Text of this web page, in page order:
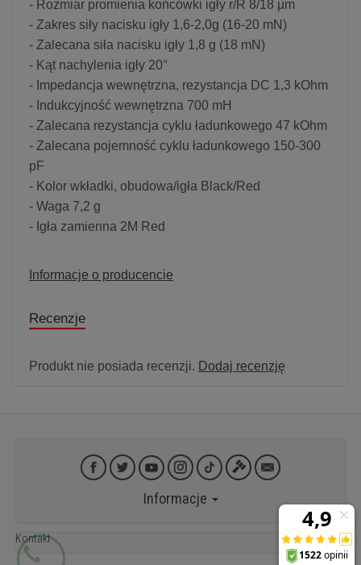
- Rozmiar promienia końcówki igły r/R 8/18 µm
- Zakres siły nacisku igły 1,6-2,0g (16-20 mN)
- Zalecana siła nacisku igły 1,8 g (18 mN)
- Kąt nachylenia igły 20°
- Impedancja wewnętrzna, rezystancja DC 1,3 kOhm
- Indukcyjność wewnętrzna 700 mH
- Zalecana rezystancja cyklu ładunkowego 47 kOhm
- Zalecana pojemność cyklu ładunkowego 150-300
pF
- Kolor wkładki, obudowa/igła Black/Red
- Waga 7,2 g
- Igła zamienna 2M Red
Informacje o producencie
Recenzje
Produkt nie posiada recenzji. Dodaj recenzję
Informacje
Kontakt